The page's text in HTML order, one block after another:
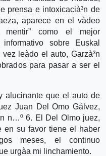
prensa e intoxicacià³n de
aparece en el và­deo
mentir” como el mejor
sobre Euskal
leà­do el auto, Garzà³n
para pasar a ser el
alucinante que el auto de
Juan Del Omo Gálvez,
n…º 6. El Del Olmo juez,
en su favor tiene el haber
meses, el continuo
urgà­a mi linchamiento.